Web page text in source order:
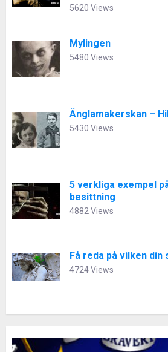
5620 Views
Mylingen
5480 Views
Änglamakerskan –
5430 Views
5 verkliga exempel
besittning
4882 Views
Få reda på vilken din
4724 Views